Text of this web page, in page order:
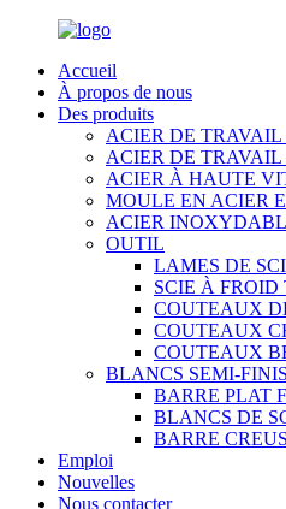
Accueil
À propos de nous
Des produits
ACIER DE TRAVAIL
ACIER DE
ACIER À HAUTE
MOULE EN ACIER
ACIER
OUTIL
LAMES DE
SCIE À FROID
COUTEAUX
COUTEAUX
COUTEAUX
BLANCS SEMI-FINIS
BARRE PLAT
BLANCS DE
BARRE
Emploi
Nouvelles
Nous contacter